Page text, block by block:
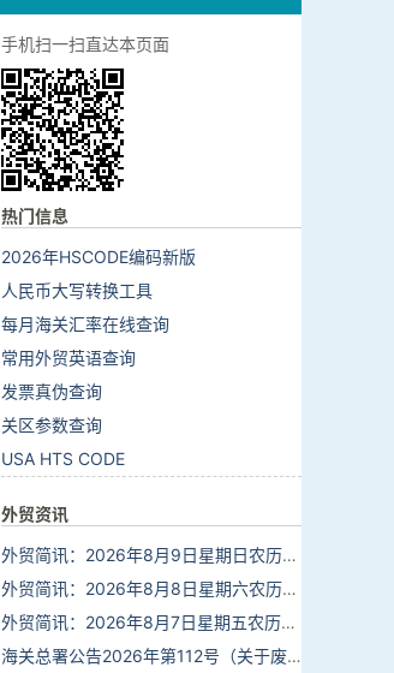
手机扫一扫直达本页面
热门信息
2026年HSCODE编码新版
人民币大写转换工具
每月海关汇率在线查询
常用外贸英语查询
发票真伪查询
关区参数查询
USA HTS CODE
外贸资讯
外贸简讯：2026年8月9日星期日农历六月廿七
外贸简讯：2026年8月8日星期六农历六月廿六
外贸简讯：2026年8月7日星期五农历六月廿五
海关总署公告2026年第112号（关于废止部分卫生检疫类规范性文件的公告）